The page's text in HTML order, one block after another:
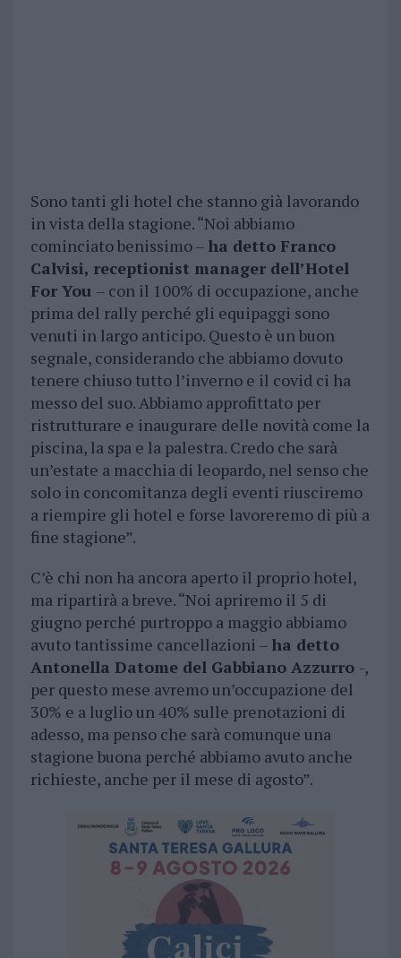
Sono tanti gli hotel che stanno già lavorando
in vista della stagione. “Noi abbiamo
cominciato benissimo – ha detto Franco
Calvisi, receptionist manager dell’Hotel
For You – con il 100% di occupazione, anche
prima del rally perché gli equipaggi sono
venuti in largo anticipo. Questo è un buon
segnale, considerando che abbiamo dovuto
tenere chiuso tutto l’inverno e il covid ci ha
messo del suo. Abbiamo approfittato per
ristrutturare e inaugurare delle novità come la
piscina, la spa e la palestra. Credo che sarà
un’estate a macchia di leopardo, nel senso che
solo in concomitanza degli eventi riusciremo
a riempire gli hotel e forse lavoreremo di più a
fine stagione”.
C’è chi non ha ancora aperto il proprio hotel,
ma ripartirà a breve. “Noi apriremo il 5 di
giugno perché purtroppo a maggio abbiamo
avuto tantissime cancellazioni – ha detto
Antonella Datome del Gabbiano Azzurro -,
per questo mese avremo un’occupazione del
30% e a luglio un 40% sulle prenotazioni di
adesso, ma penso che sarà comunque una
stagione buona perché abbiamo avuto anche
richieste, anche per il mese di agosto”.